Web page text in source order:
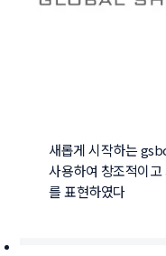
새롭게 시작하는
사용하여 창조적이
를 표현하였다